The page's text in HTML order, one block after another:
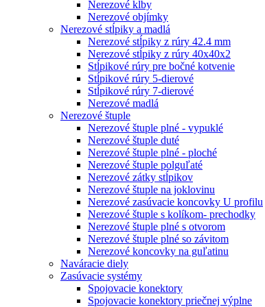
Nerezové kĺby
Nerezové objímky
Nerezové stĺpiky a madlá
Nerezové stĺpiky z rúry 42.4 mm
Nerezové stĺpiky z rúry 40x40x2
Stĺpikové rúry pre bočné kotvenie
Stĺpikové rúry 5-dierové
Stĺpikové rúry 7-dierové
Nerezové madlá
Nerezové štuple
Nerezové štuple plné - vypuklé
Nerezové štuple duté
Nerezové štuple plné - ploché
Nerezové štuple polguľaté
Nerezové zátky stĺpikov
Nerezové štuple na joklovinu
Nerezové zasúvacie koncovky U profilu
Nerezové štuple s kolíkom- prechodky
Nerezové štuple plné s otvorom
Nerezové štuple plné so závitom
Nerezové koncovky na guľatinu
Naváracie diely
Zasúvacie systémy
Spojovacie konektory
Spojovacie konektory priečnej výplne